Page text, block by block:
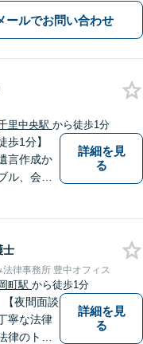
ールでお問い合わせ
里中央駅 から徒歩1分
歩1分】
言作成か
ル、会社
】
詳細を見
る
士
律事務所 豊中オフィス
岡町駅 から徒歩1分
【夜間面談
寧な法律
律のトラ
詳細を見
る